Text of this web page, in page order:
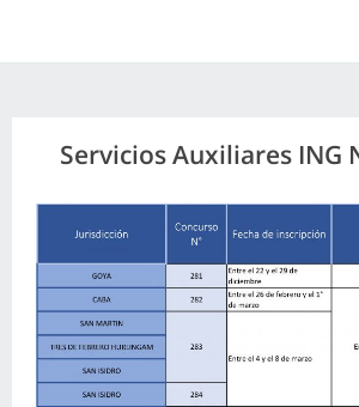
Servicios Auxiliares ING